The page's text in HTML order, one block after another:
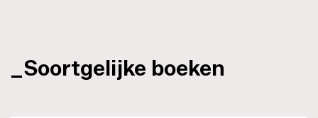
_Soortgelijke boeken